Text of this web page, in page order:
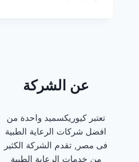
عن الشركة
تعتبر كيوريكسميد واحدة من
افضل شركات الرعاية الطبية
فى مصر, تقدم الشركة الكثير
من خدمات الرعاية الطبية